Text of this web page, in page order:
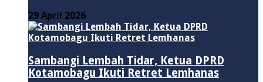
29 April 2026
Sambangi Lembah Tidar, Ketua DPRD
Kotamobagu Ikuti Retret Lemhanas